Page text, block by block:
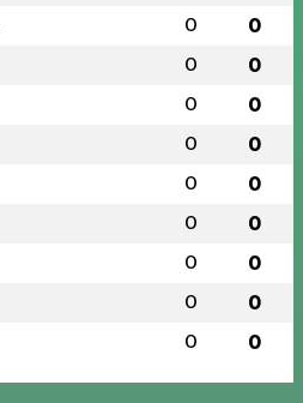
0 0
0 0
0 0
0 0
0 0
0 0
0 0
0 0
0 0